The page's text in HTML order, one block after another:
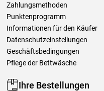
Zahlungsmethoden
Punktenprogramm
Informationen für den Käufer
Datenschutzeinstellungen
Geschäftsbedingungen
Pflege der Bettwäsche
Ihre Bestellungen